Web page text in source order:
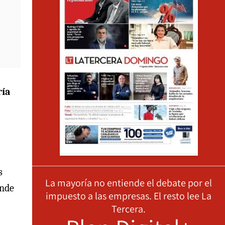
La mayoría no entiende el debate por el
impuesto a las empresas. El resto lee La
Tercera.